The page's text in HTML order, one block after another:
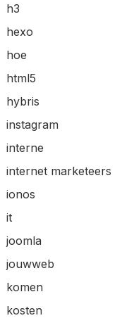
h3
hexo
hoe
html5
hybris
instagram
interne
internet marketeers
ionos
it
joomla
jouwweb
komen
kosten